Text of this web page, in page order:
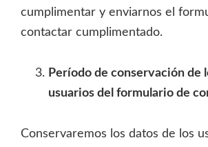
cumplimentar y enviarnos el
contactar cumplimentado.
Período de conservación de
usuarios del formulario de
Conservaremos los datos de los